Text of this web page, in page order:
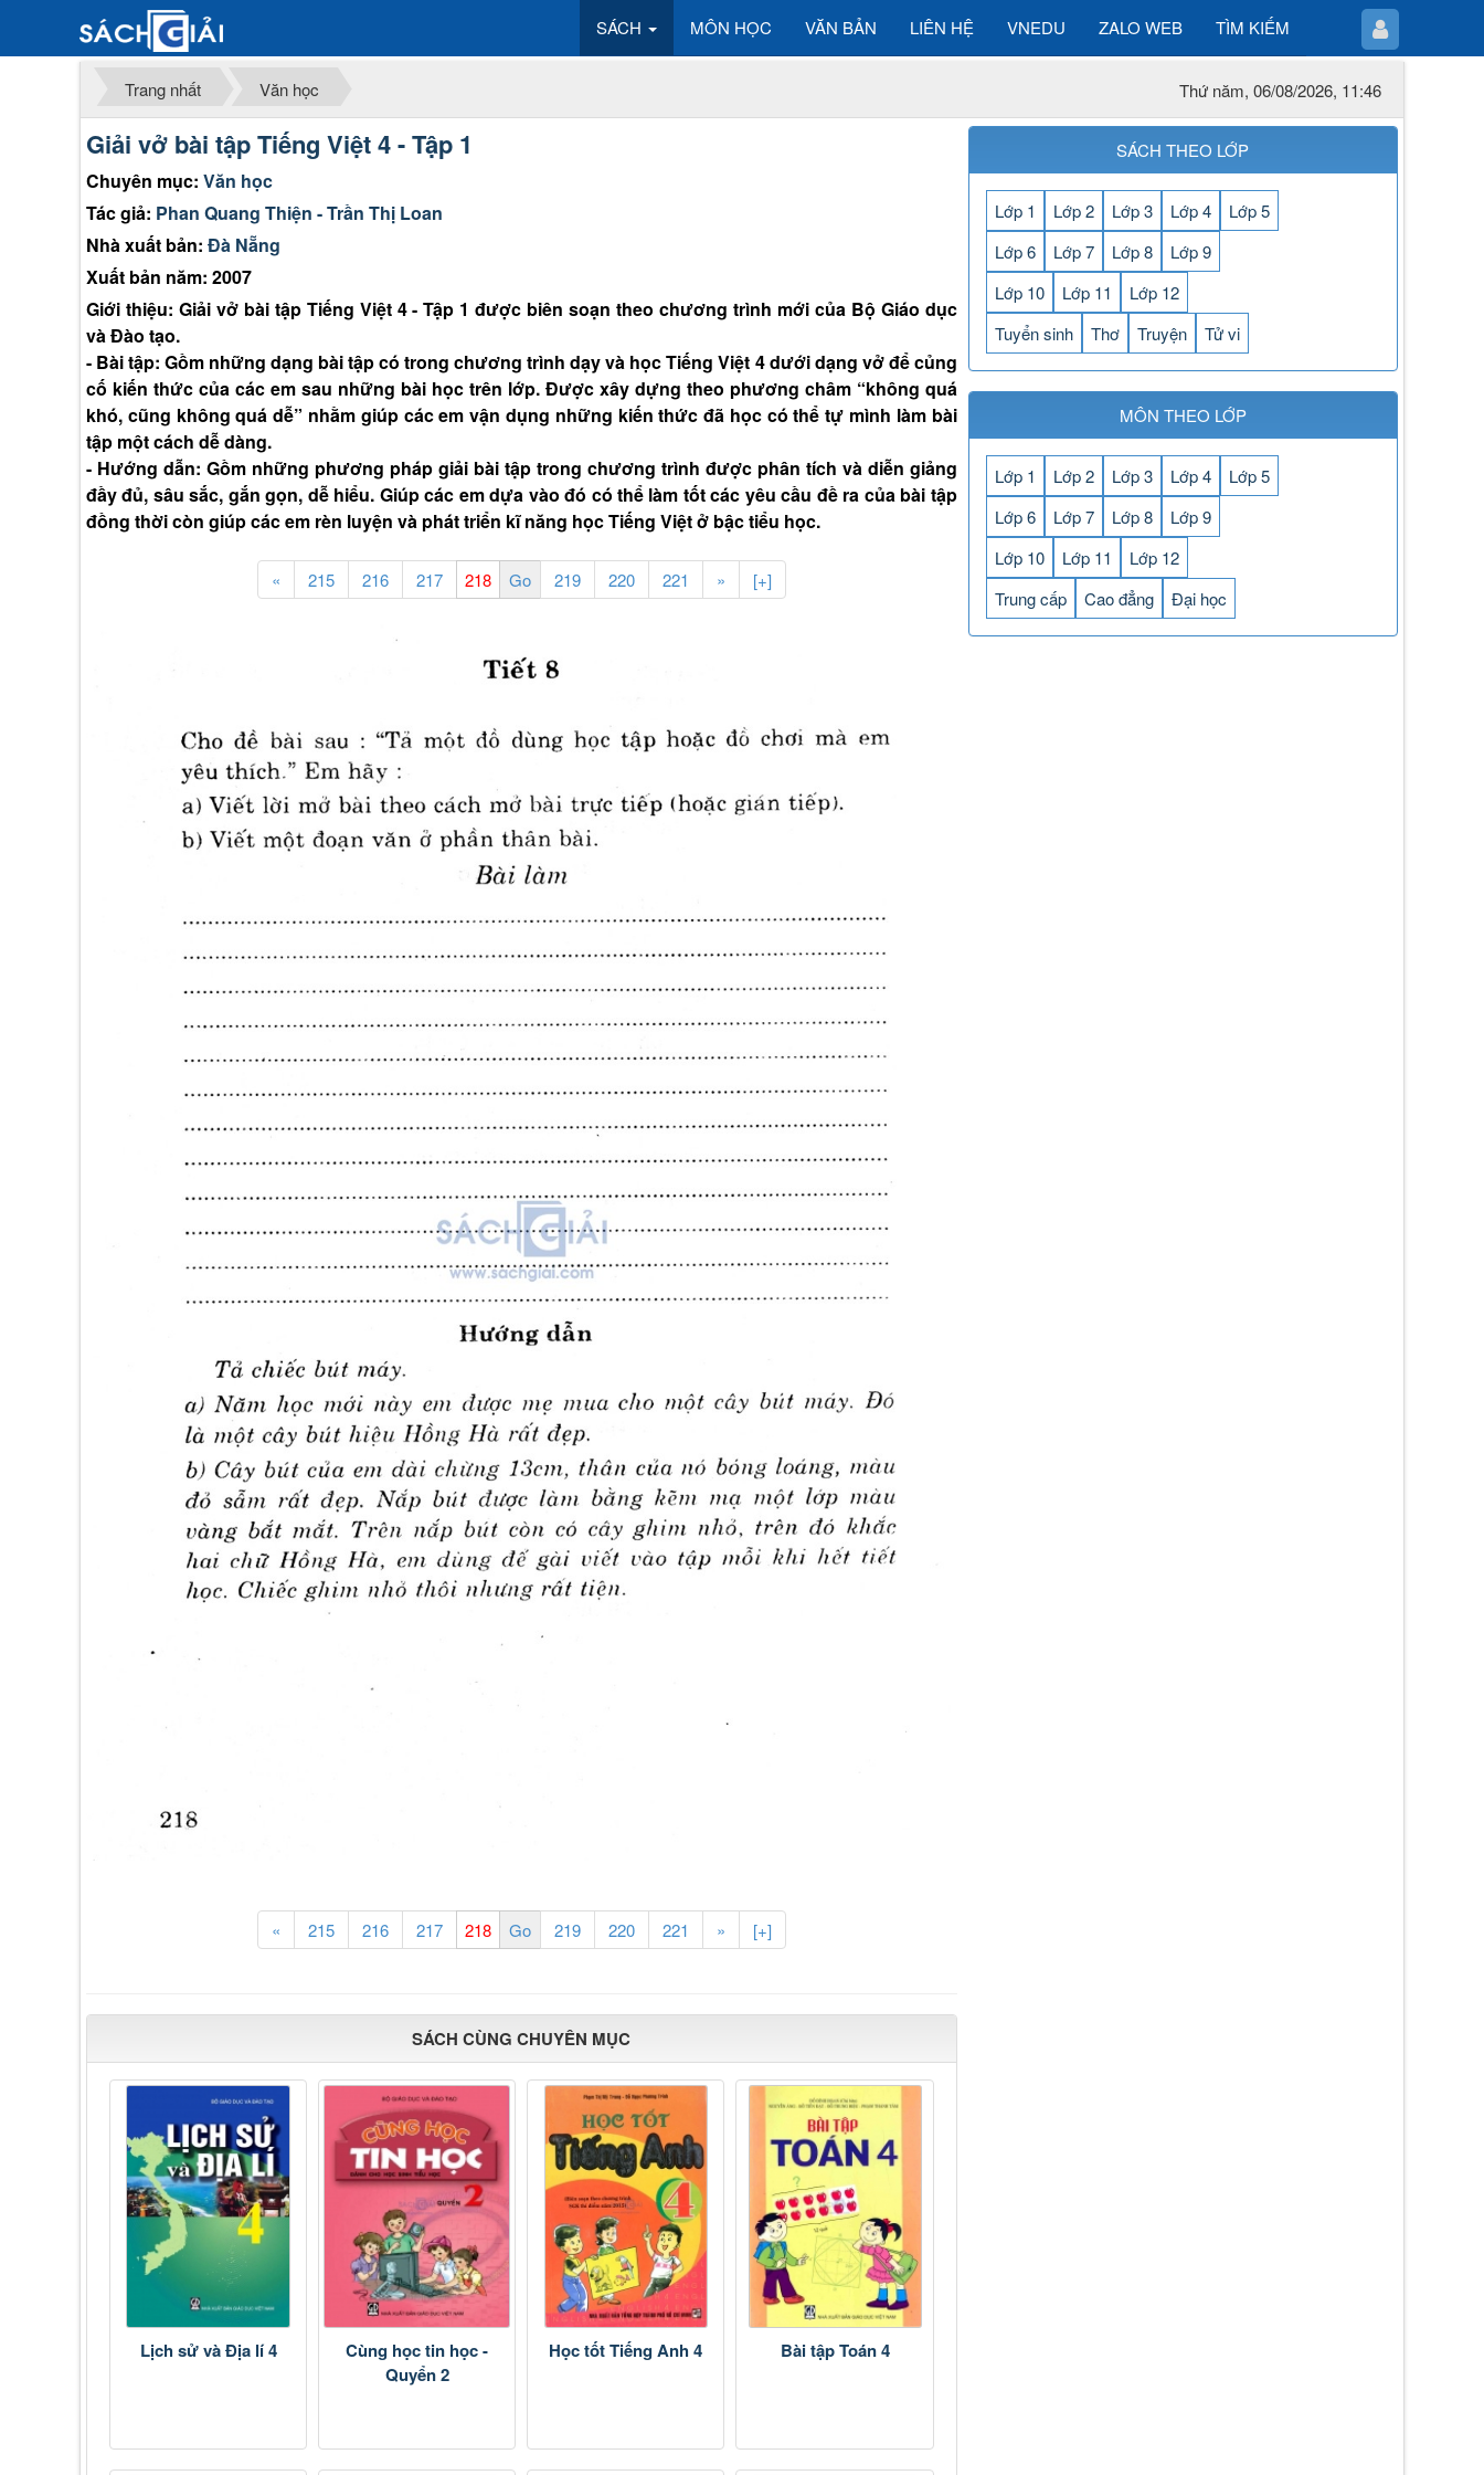
SÁCH MÔN HỌC VĂN BẢN LIÊN HỆ VNEDU ZALO WEB TÌM KIẾM
Trang nhất Văn học Thứ năm, 06/08/2026, 11:46
Giải vở bài tập Tiếng Việt 4 - Tập 1
Chuyên mục: Văn học
Tác giả: Phan Quang Thiện - Trần Thị Loan
Nhà xuất bản: Đà Nẵng
Xuất bản năm: 2007
Giới thiệu: Giải vở bài tập Tiếng Việt 4 - Tập 1 được biên soạn theo chương trình mới của Bộ Giáo dục
và Đào tạo.
- Bài tập: Gồm những dạng bài tập có trong chương trình dạy và học Tiếng Việt 4 dưới dạng vở để củng
cố kiến thức của các em sau những bài học trên lớp. Được xây dựng theo phương châm “không quá
khó, cũng không quá dễ” nhằm giúp các em vận dụng những kiến thức đã học có thể tự mình làm bài
tập một cách dễ dàng.
- Hướng dẫn: Gồm những phương pháp giải bài tập trong chương trình được phân tích và diễn giảng
đầy đủ, sâu sắc, gắn gọn, dễ hiểu. Giúp các em dựa vào đó có thể làm tốt các yêu cầu đề ra của bài tập
đồng thời còn giúp các em rèn luyện và phát triển kĩ năng học Tiếng Việt ở bậc tiểu học.
« 215 216 217 219 220 221 » [+]
« 215 216 217 219 220 221 » [+]
SÁCH CÙNG CHUYÊN MỤC
Lịch sử và Địa lí 4
Cùng học tin học -
Quyển 2
Học tốt Tiếng Anh 4 Bài tập Toán 4
SÁCH THEO LỚP
Lớp 1 Lớp 2 Lớp 3 Lớp 4
Lớp 5
Lớp 6
Lớp 7 Lớp 8
Lớp 9
Lớp 10
Lớp 11
Lớp 12
Tuyển sinh
Thơ Truyện Tử vi
MÔN THEO LỚP
Lớp 1 Lớp 2 Lớp 3 Lớp 4
Lớp 5
Lớp 6
Lớp 7 Lớp 8
Lớp 9
Lớp 10
Lớp 11
Lớp 12
Trung cấp
Cao đẳng Đại học